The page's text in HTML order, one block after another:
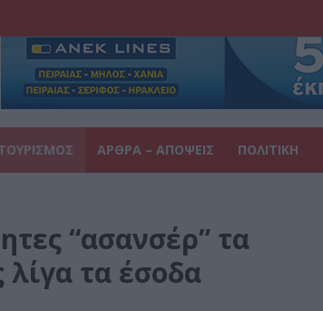
ΑΡΘΡΑ – ΑΠΟΨΕΙΣ ΠΟΛΙΤΙΚΗ
“ασανσέρ” τα
λίγα τα έσοδα